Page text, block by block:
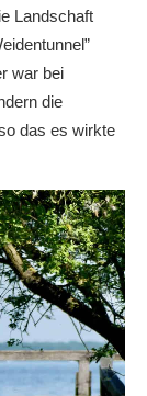
Landschaft
war bei
die
das es wirkte